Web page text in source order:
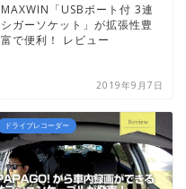
MAXWIN「USBポート付 3連
シガーソケット」が拡張性豊
富で便利！ レビュー
2019年9月7日
ドライブレコーダー